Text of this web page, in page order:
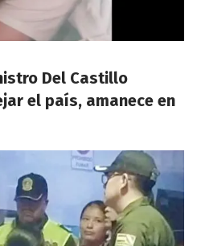
Del Castillo
el país, amanece en